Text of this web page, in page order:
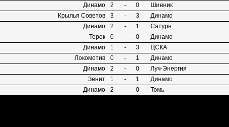
Динамо 2 - 0
Шинник
Крылья Советов 3 - 3
Динамо
Динамо 2 - 1
Сатурн
Терек 0 - 0
Динамо
Динамо 1 - 3
ЦСКА
Локомотив 0 - 1
Динамо
Динамо 2 - 0
Луч-Энергия
Зенит 1 - 1
Динамо
Динамо 2 - 0 Томь